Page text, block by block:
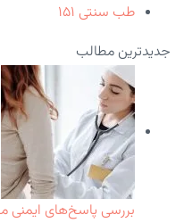
طب سنتی ۱۵۱
جدیدترین مطالب